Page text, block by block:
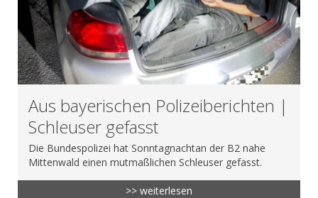
Aus bayerischen Polizeiberichten |
Schleuser gefasst
Die Bundespolizei hat Sonntagnachtan der B2 nahe
Mittenwald einen mutmaßlichen Schleuser gefasst.
>> weiterlesen